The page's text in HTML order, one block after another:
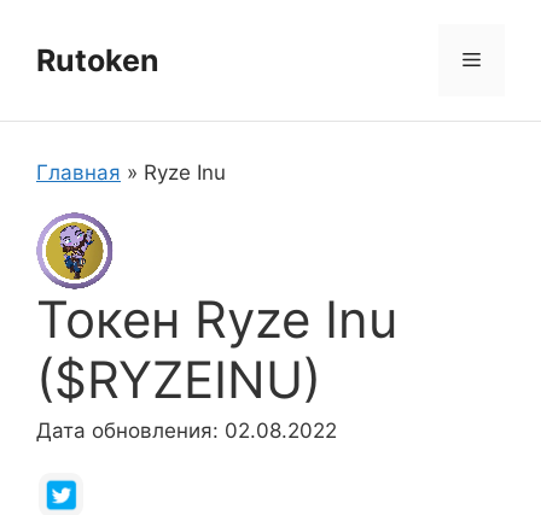
содержимому
Rutoken Меню
Главная » Ryze Inu
Токен Ryze Inu
($RYZEINU)
Дата обновления: 02.08.2022